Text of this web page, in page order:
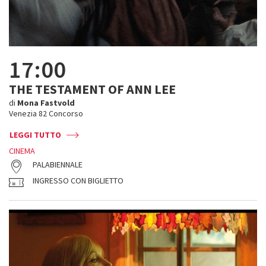
17:00
THE TESTAMENT OF ANN LEE
di Mona Fastvold
Venezia 82 Concorso
LEGGI TUTTO
CINEMA
PALABIENNALE
INGRESSO CON BIGLIETTO